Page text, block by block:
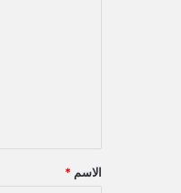
ق
*
الاسم *